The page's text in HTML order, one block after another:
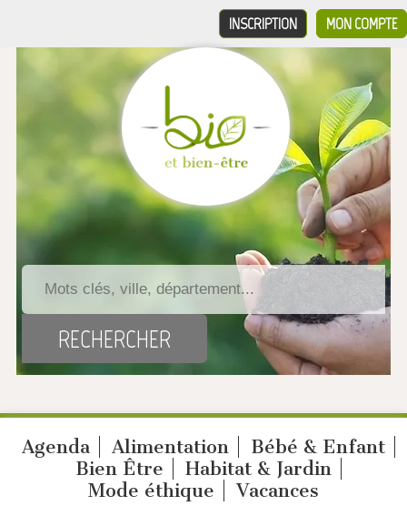
MON COMPTE
INSCRIPTION
Agenda Alimentation
Bébé & Enfant
Bien Être
Habitat & Jardin
Mode éthique
Vacances